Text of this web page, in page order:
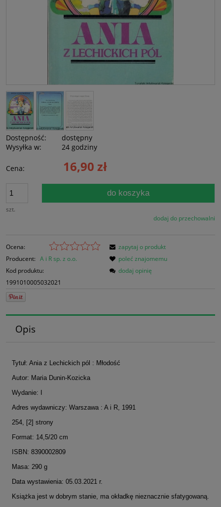
Dostępność:
dostępny
Wysyłka w:
24 godziny
Cena: 16,90 zł
szt.
do koszyka
dodaj do przechowalni
Ocena:
Producent: A i R sp. z o.o.
Kod produktu:
1991010005032021
zapytaj o produkt
poleć znajomemu
dodaj opinię
Opis
Tytuł: Ania z Lechickich pól : Młodość
Autor: Maria Dunin-Kozicka
Wydanie: I
Adres wydawniczy: Warszawa : A i R, 1991
254, [2] strony
Format: 14,5/20 cm
ISBN: 8390002809
Masa: 290 g
Data wystawienia: 05.03.2021 r.
Książka jest w dobrym stanie, ma okładkę nieznacznie sfatygowaną.